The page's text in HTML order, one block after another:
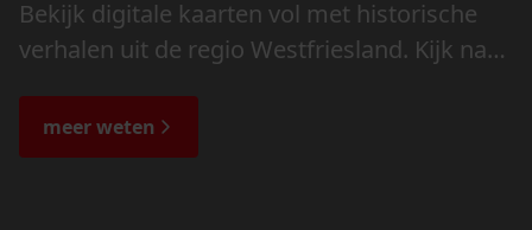
Bekijk digitale kaarten vol met historische
verhalen uit de regio Westfriesland. Kijk naar
de bijzondere verhalen.
meer weten